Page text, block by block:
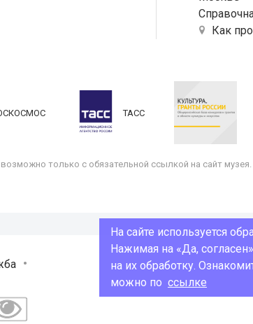
Как
ТАСС
только с обязательной ссылкой на сайт музея.
На сайте используется
Нажимая на «Да,
на их обработку.
можно по ссылке